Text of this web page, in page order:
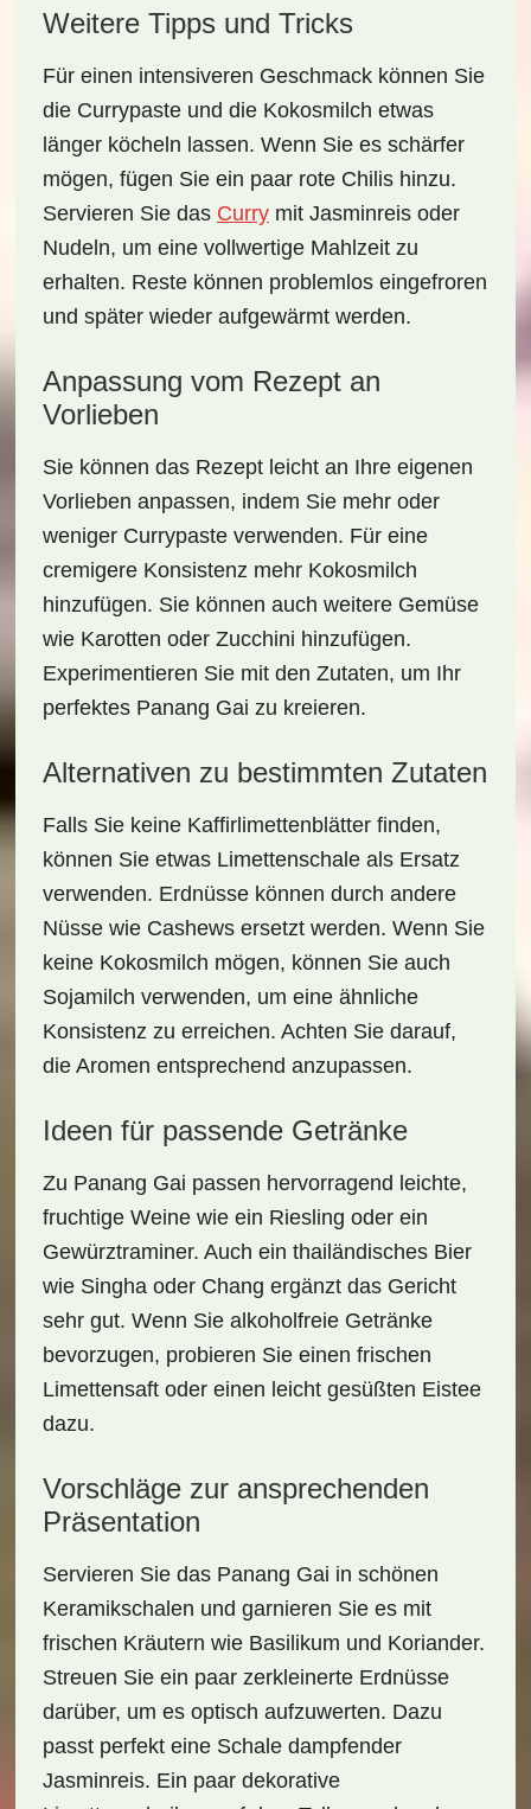
Weitere Tipps und Tricks
Für einen intensiveren Geschmack können Sie
die Currypaste und die Kokosmilch etwas
länger köcheln lassen. Wenn Sie es schärfer
mögen, fügen Sie ein paar rote Chilishinzu.
Servieren Sie das Currymit Jasminreisoder
Nudeln, um eine vollwertige Mahlzeit zu
erhalten. Reste können problemlos eingefroren
und später wieder aufgewärmt werden.
Anpassung vom Rezept an
Vorlieben
Sie können das Rezept leicht an Ihre eigenen
Vorlieben anpassen, indem Sie mehr oder
weniger Currypaste verwenden. Für eine
cremigere Konsistenz mehr Kokosmilch
hinzufügen. Sie können auch weitere Gemüse
wie Karotten oder Zucchini hinzufügen.
Experimentieren Sie mit den Zutaten, um Ihr
perfektes Panang Gai zu kreieren.
Alternativen zu bestimmten Zutaten
Falls Sie keine Kaffirlimettenblätter finden,
können Sie etwas Limettenschaleals Ersatz
verwenden. Erdnüsse können durch andere
Nüsse wie Cashews ersetzt werden. Wenn Sie
keine Kokosmilch mögen, können Sie auch
Sojamilch verwenden, um eine ähnliche
Konsistenz zu erreichen. Achten Sie darauf,
die Aromen entsprechend anzupassen.
Ideen für passende Getränke
Zu Panang Gai passen hervorragend leichte,
fruchtige Weinewie ein Riesling oder ein
Gewürztraminer. Auch ein thailändisches Bier
wie Singha oder Chang ergänzt das Gericht
sehr gut. Wenn Sie alkoholfreie Getränke
bevorzugen, probieren Sie einen frischen
Limettensaftoder einen leicht gesüßten Eistee
dazu.
Vorschläge zur ansprechenden
Präsentation
Servieren Sie das Panang Gai in schönen
Keramikschalen und garnieren Sie es mit
frischen Kräutern wie Basilikum und Koriander.
Streuen Sie ein paar zerkleinerte Erdnüsse
darüber, um es optisch aufzuwerten. Dazu
passt perfekt eine Schale dampfender
Jasminreis. Ein paar dekorative